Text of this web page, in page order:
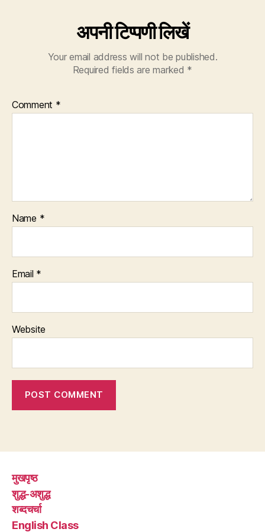
अपनी टिप्पणी लिखें
Your email address will not be published.
Required fields are marked *
Comment *
Name *
Email *
Website
मुखपृष्ठ
शुद्ध-अशुद्ध
शब्दचर्चा
English Class